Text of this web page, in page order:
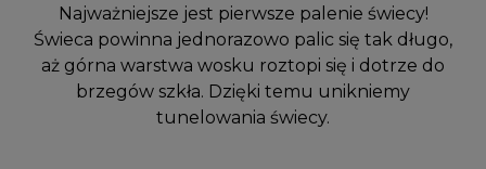
Najważniejsze jest pierwsze palenie świecy!
Świeca powinna jednorazowo palic się tak długo,
aż górna warstwa wosku roztopi się i dotrze do
brzegów szkła. Dzięki temu unikniemy
tunelowania świecy.